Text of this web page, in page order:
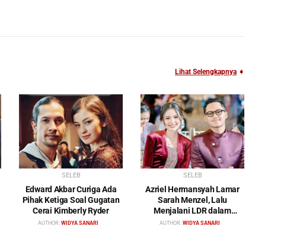
Lihat Selengkapnya ➧
SELEB
Edward Akbar Curiga Ada
Pihak Ketiga Soal Gugatan
Cerai Kimberly Ryder
AUTHOR: WIDYA SANARI
SELEB
Azriel Hermansyah Lamar
Sarah Menzel, Lalu
Menjalani LDR dalam
Waktu yang Cukup Lama
AUTHOR: WIDYA SANARI